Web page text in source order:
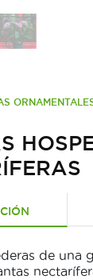
de una